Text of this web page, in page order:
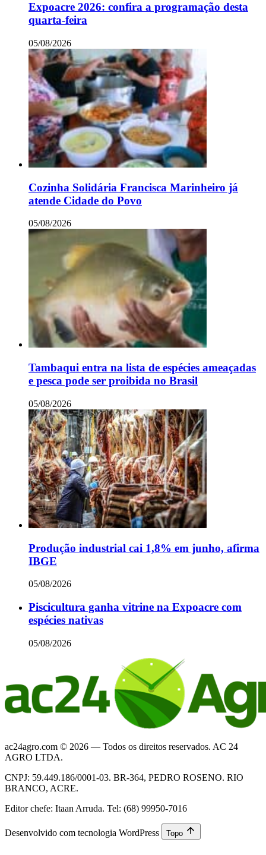
Expoacre 2026: confira a programação desta
quarta-feira
05/08/2026
Cozinha Solidária Francisca Marinheiro já
atende Cidade do Povo
05/08/2026
Tambaqui entra na lista de espécies ameaçadas
e pesca pode ser proibida no Brasil
05/08/2026
Produção industrial cai 1,8% em junho, afirma
IBGE
05/08/2026
Piscicultura ganha vitrine na Expoacre com
espécies nativas
05/08/2026
ac24agro.com © 2026 — Todos os direitos reservados. AC 24
AGRO LTDA.
CNPJ: 59.449.186/0001-03. BR-364, PEDRO ROSENO. RIO
BRANCO, ACRE.
Editor chefe: Itaan Arruda. Tel: (68) 99950-7016
Desenvolvido com tecnologia WordPress Topo